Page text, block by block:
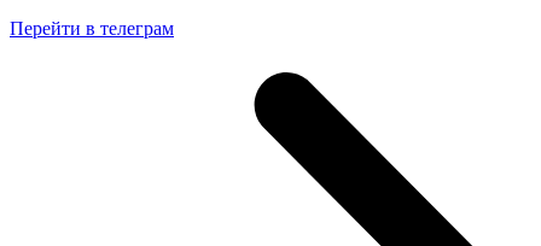
Перейти в телеграм